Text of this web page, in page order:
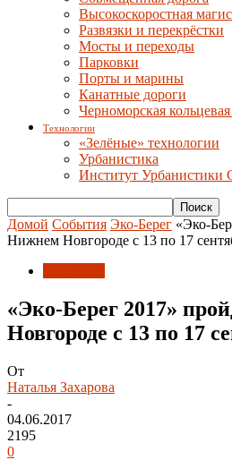
Высокоскоростная
Развязки и перекрёстки
Мосты и переходы
Парковки
Порты и марины
Канатные дороги
Черноморская
Технологии
«Зелёные» технологии
Урбанистика
Институт Урбанистики
Домой События Эко-Берег «Эко-
Нижнем Новгороде с 13 по 17
«Эко-Берег 2017»
Новгороде с 13 по 17
От
Наталья Захарова
-
04.06.2017
2195
0